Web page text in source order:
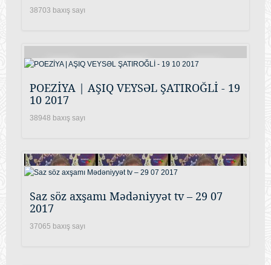
38703 baxış sayı
POEZİYA | AŞIQ VEYSƏL ŞATIROĞLİ - 19
10 2017
38948 baxış sayı
Saz söz axşamı Mədəniyyət tv – 29 07
2017
37065 baxış sayı